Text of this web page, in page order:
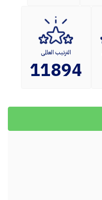
الترتيب العالمى
11894